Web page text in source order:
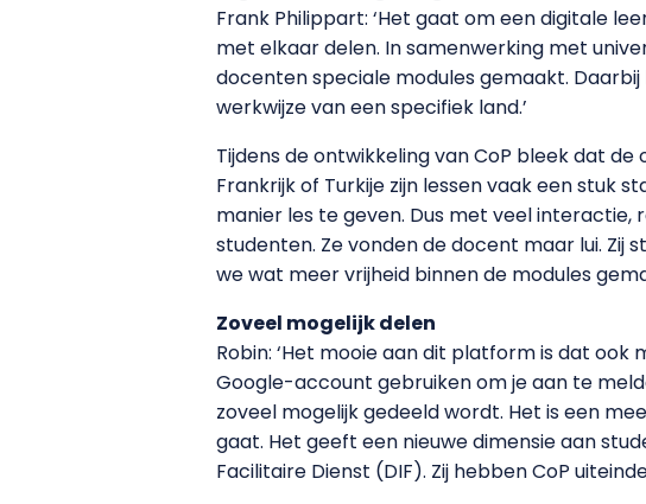
Frank Philippart: ‘Het gaat om een digitale
met elkaar delen. In samenwerking met
docenten speciale modules gemaakt.
werkwijze van een specifiek land.’
Tijdens de ontwikkeling van CoP bleek dat
Frankrijk of Turkije zijn lessen vaak een stuk
manier les te geven. Dus met veel
studenten. Ze vonden de docent maar lui.
we wat meer vrijheid binnen de modules
Zoveel mogelijk delen
Robin: ‘Het mooie aan dit platform is dat
Google-account gebruiken om je aan te
zoveel mogelijk gedeeld wordt. Het is een
gaat. Het geeft een nieuwe dimensie aan
Facilitaire Dienst (DIF). Zij hebben CoP